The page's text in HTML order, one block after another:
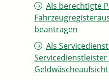
Als berechtigte
beantragen
Als